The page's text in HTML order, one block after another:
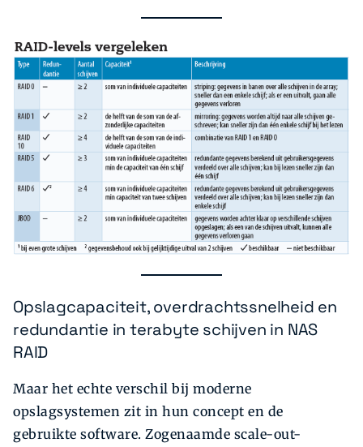
Opslagcapaciteit, overdrachtssnelheid en
redundantie in terabyte schijven in NAS
RAID
Maar het echte verschil bij moderne
opslagsystemen zit in hun concept en de
gebruikte software. Zogenaamde scale-out-